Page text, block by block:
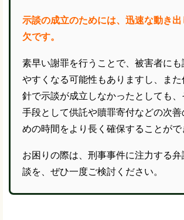
示談の成立のためには、迅速な動き出
欠です。
素早い謝罪を行うことで、被害者にも
やすくなる可能性もありますし、ま
針で示談が成立しなかったとしても
手段として供託や贖罪寄付などの次善
めの時間をより長く確保することがで
お困りの際は、刑事事件に注力する弁
談を、ぜひ一度ご検討ください。